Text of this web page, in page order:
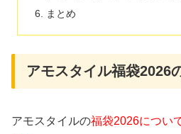
まとめ
アモスタイル福袋2026
アモスタイルの福袋2026につい